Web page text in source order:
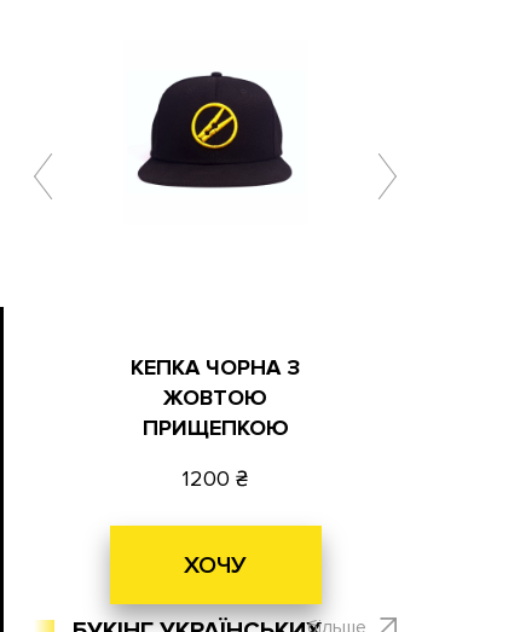
КЕПКА ЧОРНА З
ЖОВТОЮ
ПРИЩЕПКОЮ
1200
ХОЧУ
більше